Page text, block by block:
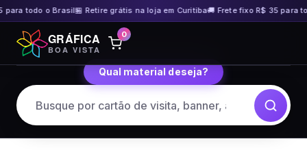
todo o Brasil🏪 Retire grátis na loja em Curitiba🚚 Frete fixo R$ 35 para
Pular
para
o
GRÁFICA
BOA VISTA
0
Qual material deseja?